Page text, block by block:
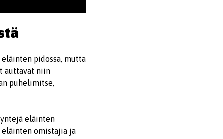
pidossa, mutta
auttavat niin
puhelimitse,
eläinten
omistajia ja